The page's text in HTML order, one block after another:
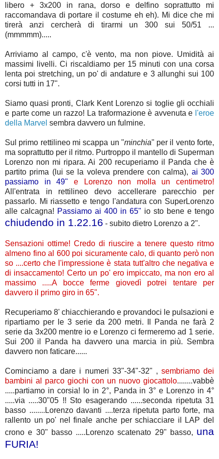
libero + 3x200 in rana, dorso e delfino soprattutto mi
raccomandava di portare il costume eh eh). Mi dice che mi
tirerà anzi cercherà di tirarmi un 300 sui 50/51 ...
(mmmmm).....
Arriviamo al campo, c'è vento, ma non piove. Umidità ai
massimi livelli. Ci riscaldiamo per 15 minuti con una corsa
lenta poi stretching, un po' di andature e 3 allunghi sui 100
corsi tutti in 17".
Siamo quasi pronti, Clark Kent Lorenzo si toglie gli occhiali
e parte come un razzo! La traformazione è avvenuta e l'eroe
della Marvel sembra davvero un fulmine.
Sul primo rettilineo mi scappa un "minchia" per il vento forte,
ma soprattutto per il ritmo. Purtroppo il mantello di Superman
Lorenzo non mi ripara. Ai 200 recuperiamo il Panda che è
partito prima (lui se la voleva prendere con calma), ai 300
passiamo in 49"
e Lorenzo non molla un centimetro!
All'entrata in rettilineo devo accellerare parecchio per
passarlo. Mi riassetto e tengo l'andatura con SuperLorenzo
alle calcagna! Passiamo ai 400 in 65" io sto bene e tengo
chiudendo in 1.22.16 - subito dietro Lorenzo a 2".
Sensazioni ottime! Credo di riuscire a tenere questo ritmo
almeno fino al 600 poi sicuramente calo, di quanto però non
so ....certo che l'impressione è stata tutt'altro che negativa e
di insaccamento! Certo un po' ero impiccato, ma non ero al
massimo .....A bocce ferme giovedì potrei tentare per
davvero il primo giro in 65".
Recuperiamo 8' chiacchierando e provandoci le pulsazioni e
ripartiamo per le 3 serie da 200 metri. Il Panda ne farà 2
serie da 3x200 mentre io e Lorenzo ci fermeremo ad 1 serie.
Sui 200 il Panda ha davvero una marcia in più. Sembra
davvero non faticare......
Cominciamo a dare i numeri 33"-34"-32" , sembriamo dei
bambini al parco giochi con un nuovo giocattolo........vabbè
.....partiamo in corsia! Io in 2°, Panda in 3° e Lorenzo in 4°
.....via .....30"05 !! Sto esagerando ......seconda ripetuta 31
basso ........Lorenzo davanti ....terza ripetuta parto forte, ma
rallento un po' nel finale anche per schiacciare il LAP del
crono e 30" basso .....Lorenzo scatenato 29" basso, una
FURIA!